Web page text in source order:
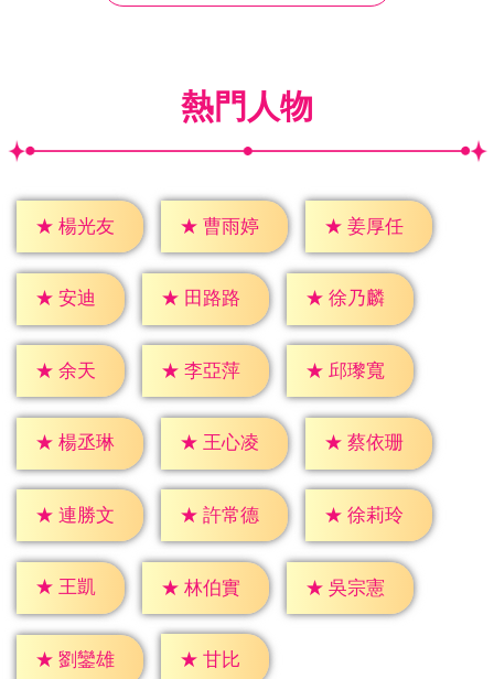
熱門人物
★ 楊光友 ★ 曹雨婷 ★ 姜厚任
★ 安迪 ★ 田路路 ★ 徐乃麟
★ 余天 ★ 李亞萍 ★ 邱瓈寬
★ 楊丞琳 ★ 王心凌 ★ 蔡依珊
★ 連勝文 ★ 許常德 ★ 徐莉玲
★ 王凱 ★ 林伯實 ★ 吳宗憲
★ 劉鑾雄 ★ 甘比